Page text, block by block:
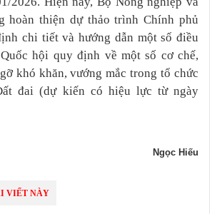
hoàn thiện dự thảo trình Chính phủ
chi tiết và hướng dẫn một số điều
hội quy định về một số cơ chế,
khó khăn, vướng mắc trong tổ chức
đai (dự kiến có hiệu lực từ ngày
Ngọc Hiếu
VIẾT NÀY